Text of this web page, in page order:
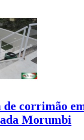
de corrimão
Morumbi